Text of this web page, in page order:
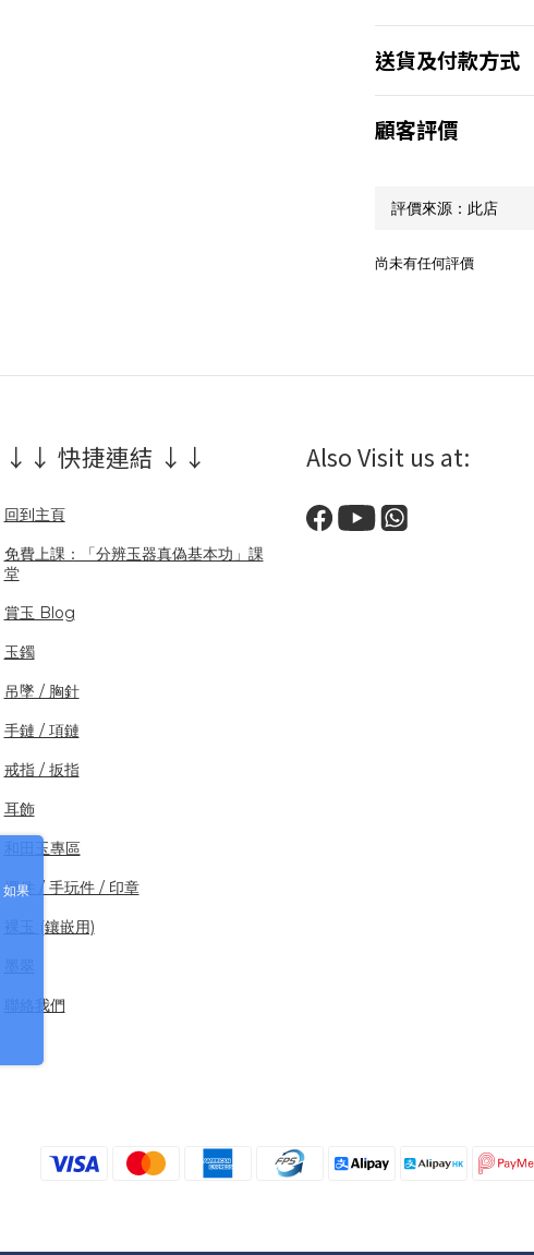
送貨及付款方式
顧客評價
尚未有任何評價
↓↓ 快捷連結 ↓↓
回到主頁
免費上課：「分辨玉器真偽基本功」課
堂
賞玉 Blog
玉鐲
吊墜 / 胸針
手鏈 / 項鏈
戒指 / 扳指
耳飾
和田玉專區
擺件 / 手玩件 / 印章
裸玉 (鑲嵌用)
聯絡我們
Also Visit us at:
果
👍👍👍👍👍👍👍👍👍👍